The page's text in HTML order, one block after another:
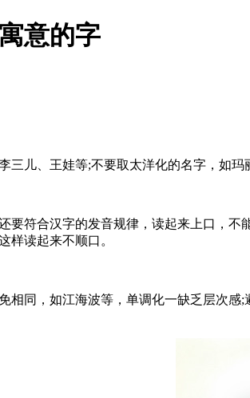
意的字
儿、王娃等;不要取太洋化的名字，如玛
符合汉字的发音规律，读起来上口，不
样读起来不顺口。
同，如江海波等，单调化一缺乏层次感;